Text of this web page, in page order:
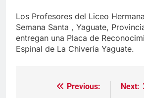
Los Profesores del Liceo
Semana Santa , Yaguate,
entregan una Placa de
Espinal de La Chivería Yaguate.
Navegación
Previous:
Next: